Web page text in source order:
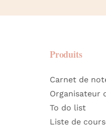
Produits
Carnet de
Organisateur
To do list
Liste de